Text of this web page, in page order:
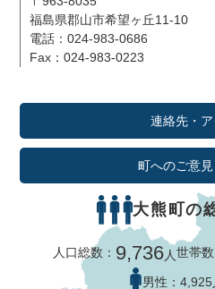
福島県郡山市希望ヶ丘11-10
電話：024-983-0686
Fax：024-983-0223
連絡先・ア
町へのご意
大熊町の
人口総数： 9,736人世帯
男性： 4,925